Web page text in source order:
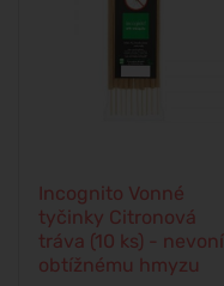
Incognito Vonné
tyčinky Citronová
tráva (10 ks) - nevoní
obtížnému hmyzu